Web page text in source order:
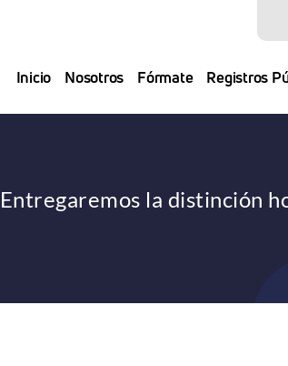
Inicio Nosotros Fórmate Registros
Entregaremos la distinción